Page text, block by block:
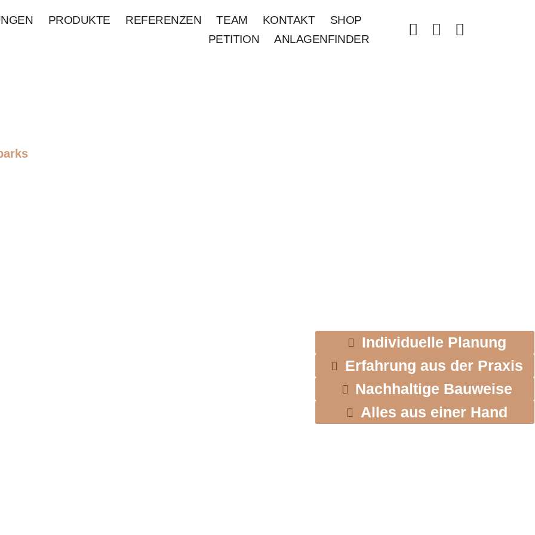
PRODUKTE REFERENZEN TEAM KONTAKT
SHOP
PETITION
ANLAGENFINDER
Individuelle Planung
Erfahrung aus der Praxis
Nachhaltige Bauweise
Alles aus einer Hand